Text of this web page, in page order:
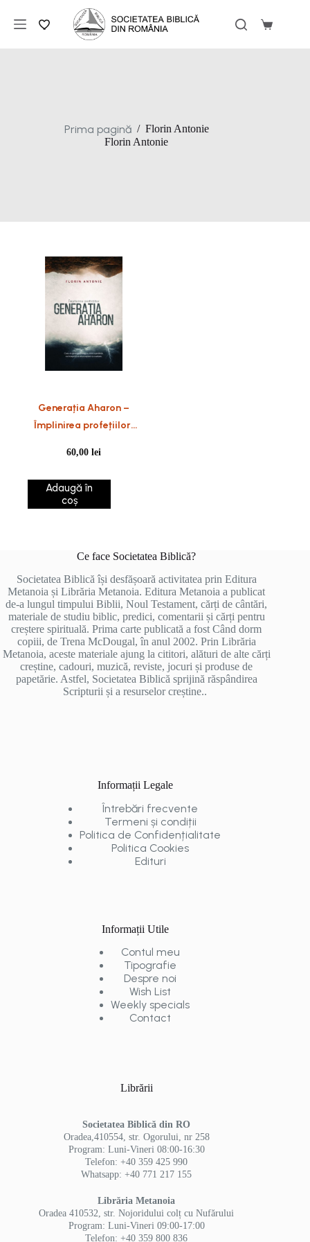
conținut
Coș
Prima pagină / Florin Antonie
Florin Antonie
Generația Aharon –
Împlinirea profețiilor:
întregi au citit ca
profeție, noi începem să
recunoaștem ca
realitate
60,00lei
Adaugă în
coș
Ce face Societatea Biblică?
Societatea Biblică își desfășoară activitatea prin Editura
Metanoia și Librăria Metanoia. Editura Metanoia a publicat
de-a lungul timpului Biblii, Noul Testament, cărți de cântări,
materiale de studiu biblic, predici, comentarii și cărți pentru
creștere spirituală. Prima carte publicată a fost Când dorm
copiii, de Trena McDougal, în anul 2002. Prin Librăria
Metanoia, aceste materiale ajung la cititori, alături de alte cărți
creștine, cadouri, muzică, reviste, jocuri și produse de
papetărie. Astfel, Societatea Biblică sprijină răspândirea
Scripturii și a resurselor creștine..
Informații Legale
Întrebări frecvente
Termeni și condiții
Politica de Confidențialitate
Politica Cookies
Edituri
Informații Utile
Contul meu
Tipografie
Despre noi
Wish List
Weekly specials
Contact
Librării
Societatea Biblică din RO
Oradea,410554, str. Ogorului, nr 258
Program: Luni-Vineri 08:00-16:30
Telefon: +40 359 425 990
Whatsapp: +40 771 217 155
Librăria Metanoia
Oradea 410532, str. Nojoridului colț cu Nufărului
Program: Luni-Vineri 09:00-17:00
Telefon: +40 359 800 836